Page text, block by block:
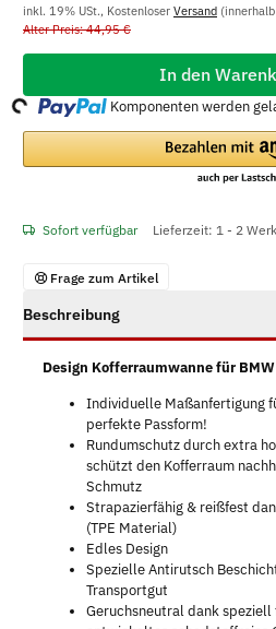
inkl. 19% USt., Kostenloser Versand (innerhalb
Alter Preis: 44,95 €
In den
Komponenten werden
Sofort verfügbar Lieferzeit: 1 - 2
Frage zum Artikel
Beschreibung
Design Kofferraumwanne für
Individuelle Maßanfertigung
perfekte Passform!
Rundumschutz durch extra
schützt den Kofferraum
Schmutz
Strapazierfähig & reißfest
(TPE Material)
Edles Design
Spezielle Antirutsch
Transportgut
Geruchsneutral dank speziell